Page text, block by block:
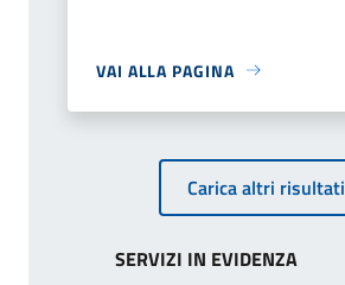
VAI ALLA PAGINA
Carica altri risultati
SERVIZI IN EVIDENZA